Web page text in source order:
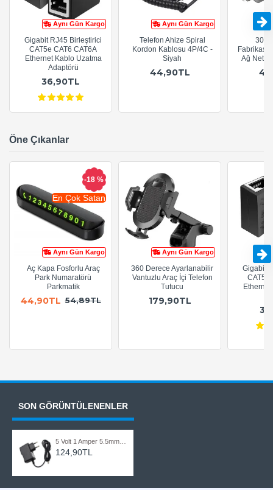
Aynı Gün Kargo
Gigabit RJ45 Birleştirici
CAT5e CAT6 CAT6A
Ethernet Kablo Uzatma
Adaptörü
36,90TL
Aynı Gün Kargo
Telefon Ahize Spiral
Kordon Kablosu 4P/4C -
Siyah
44,90TL
Ağ
Öne Çıkanlar
Aynı Gün Kargo
En Çok Satan
-18 %
Aç Kapa Fosforlu Araç
Park Numaratörü
Parkmatik
44,90TL 54,89TL
Aynı Gün Kargo
360 Derece Ayarlanabilir
Vantuzlu Araç İçi Telefon
Tutucu
179,90TL
Gigabit
CAT5e
SON GÖRÜNTÜLENENLER
5 Volt 1 Amper 5.5mm x 2.5mm / 2.1mm Uçlu 5V 1A Adaptör
124,90TL